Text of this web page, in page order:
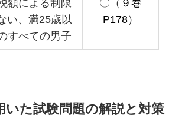
額による制限
い、満25歳以
すべての男子
〇（ ９巻
P178）
いた試験問題の解説と対策